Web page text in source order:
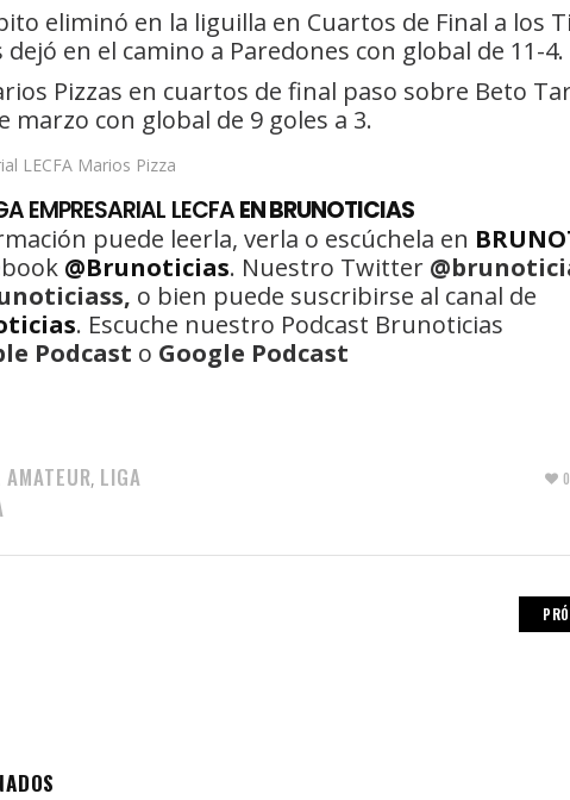
eliminó en la liguilla en Cuartos de Final a los
en el camino a Paredones con global de 11-4.
Pizzas en cuartos de final paso sobre Beto
marzo con global de 9 goles a 3.
EMPRESARIAL LECFAEN BRUNOTICIAS
puede leerla, verla o escúchela en
@Brunoticias. Nuestro Twitter
o bien puede suscribirse al canal de
. Escuche nuestro Podcast Brunoticias
Podcast o Google Podcast
AMATEUR, LIGA
0